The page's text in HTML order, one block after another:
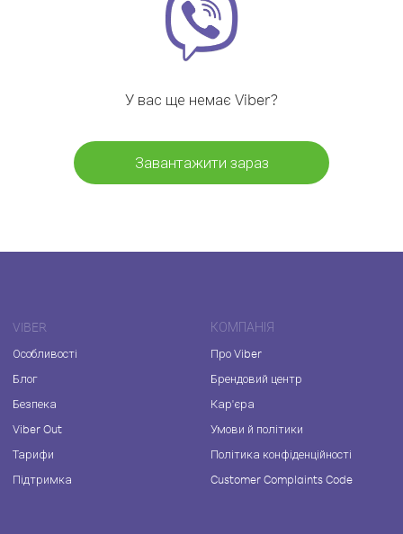
У вас ще немає Viber?
Завантажити зараз
VIBER
Особливості
Блог
Безпека
Viber Out
Тарифи
Підтримка
КОМПАНІЯ
Про Viber
Брендовий центр
Кар'єра
Умови й політики
Політика конфіденційності
Customer Complaints Code